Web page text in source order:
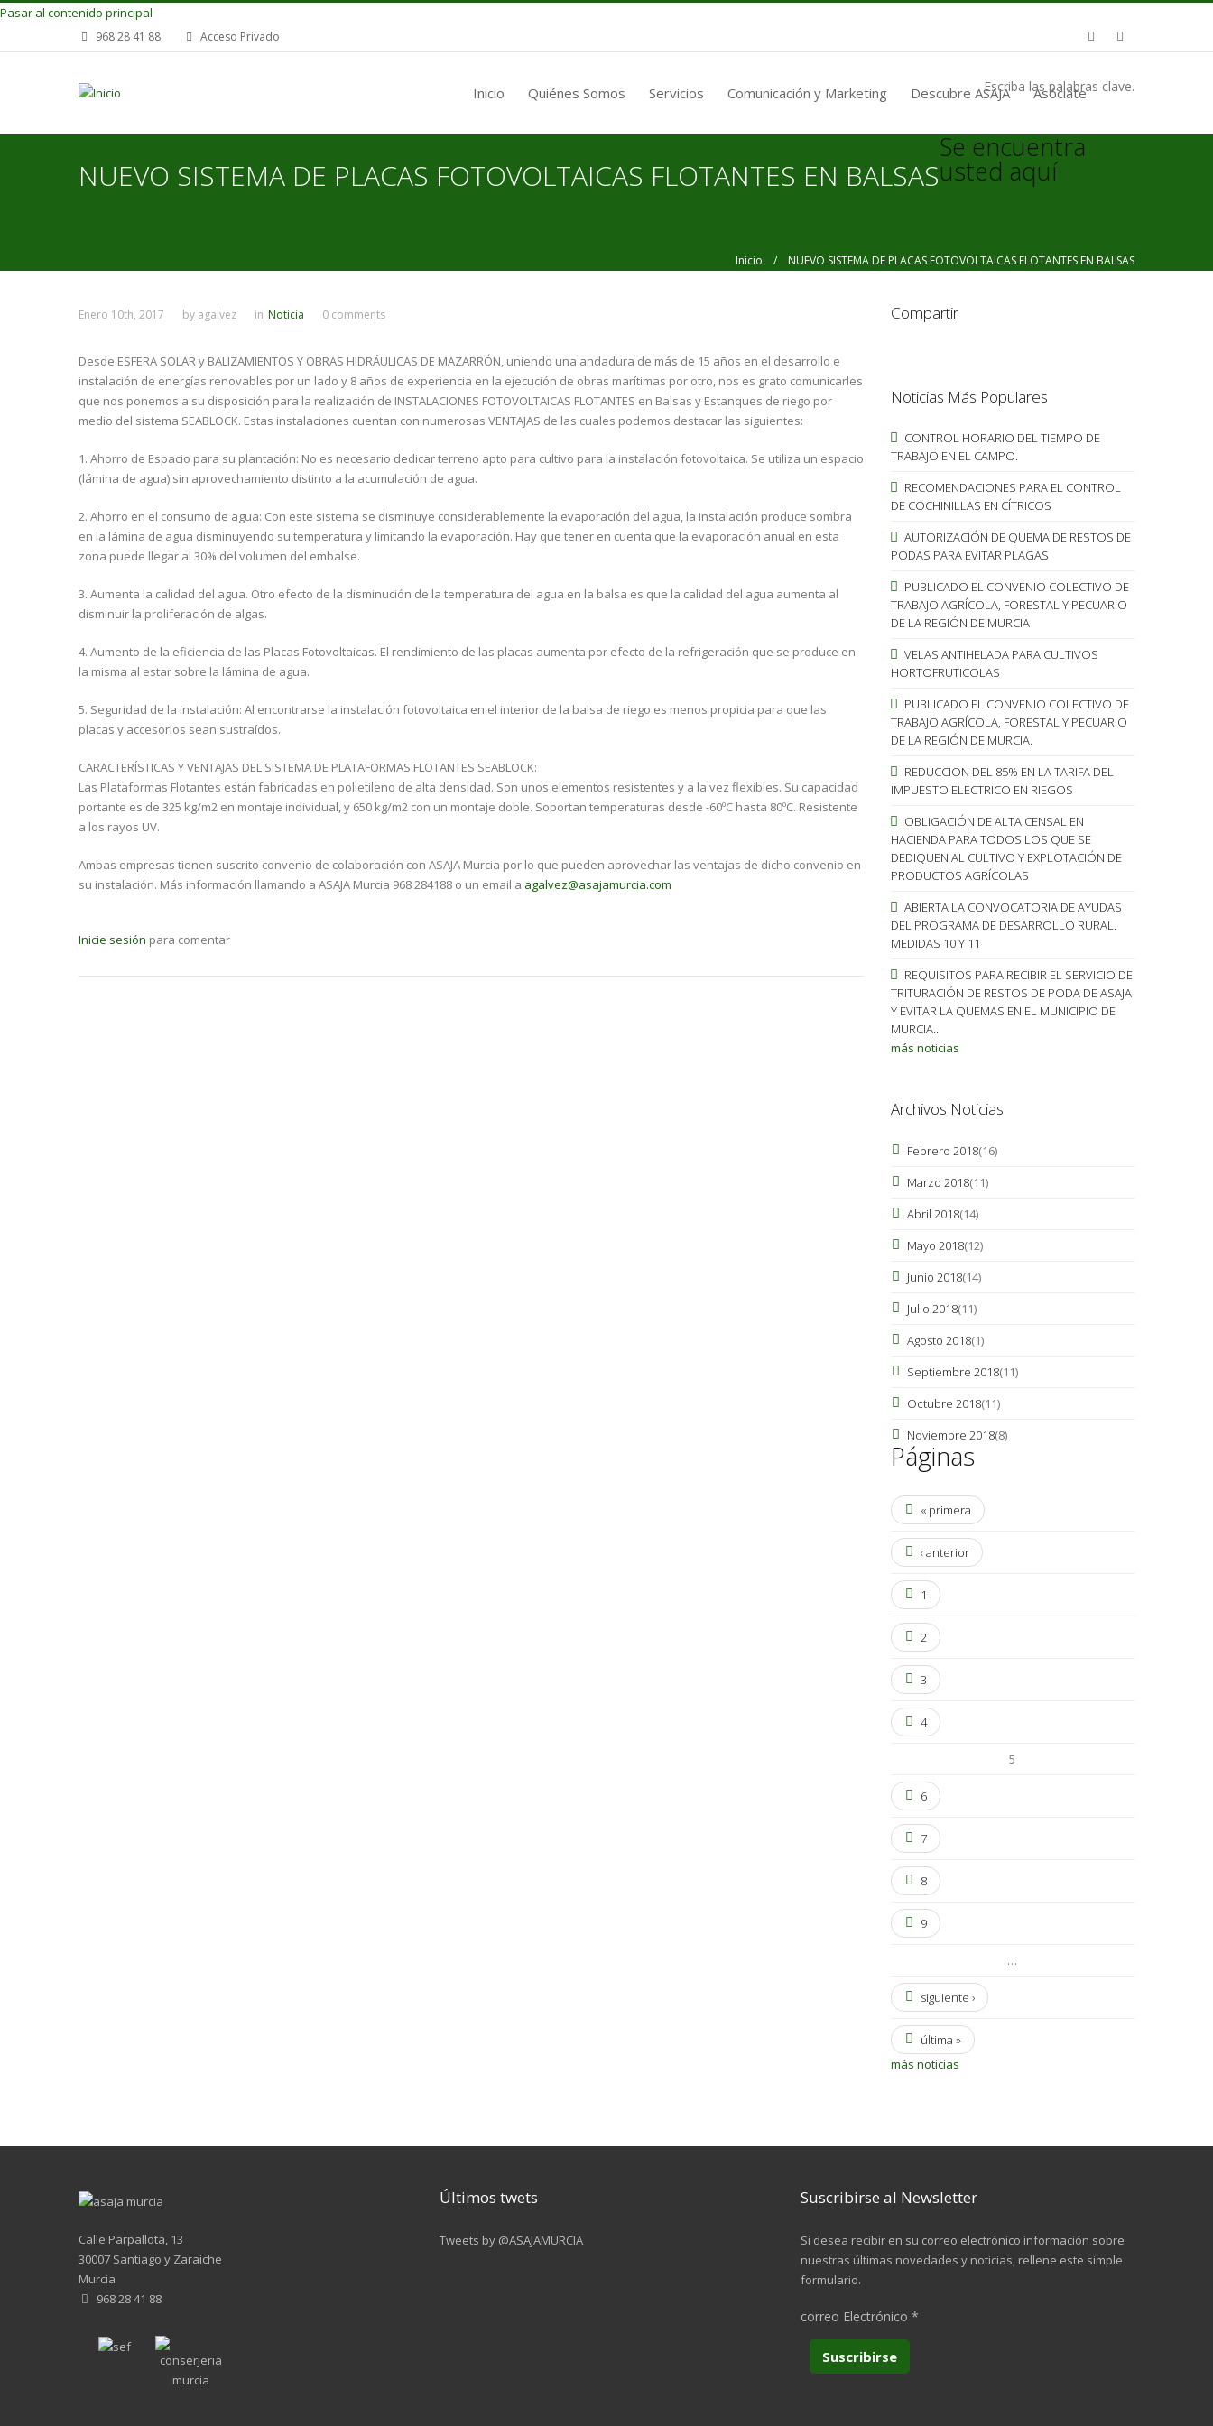
Pasar al contenido principal
968 28 41 88 Acceso Privado
Inicio Quiénes Somos Servicios Comunicación y Marketing Descubre ASAJA Asóciate
Escriba las palabras clave.
NUEVO SISTEMA DE PLACAS FOTOVOLTAICAS FLOTANTES EN BALSAS
Se encuentra
usted aquí
Inicio / NUEVO SISTEMA DE PLACAS FOTOVOLTAICAS FLOTANTES EN BALSAS
Enero 10th, 2017 by agalvez in Noticia 0 comments
Desde ESFERA SOLAR y BALIZAMIENTOS Y OBRAS HIDRÁULICAS DE MAZARRÓN, uniendo una andadura de más de 15 años en el desarrollo e
instalación de energías renovables por un lado y 8 años de experiencia en la ejecución de obras marítimas por otro, nos es grato comunicarles
que nos ponemos a su disposición para la realización de INSTALACIONES FOTOVOLTAICAS FLOTANTES en Balsas y Estanques de riego por
medio del sistema SEABLOCK. Estas instalaciones cuentan con numerosas VENTAJAS de las cuales podemos destacar las siguientes:
1. Ahorro de Espacio para su plantación: No es necesario dedicar terreno apto para cultivo para la instalación fotovoltaica. Se utiliza un espacio
(lámina de agua) sin aprovechamiento distinto a la acumulación de agua.
2. Ahorro en el consumo de agua: Con este sistema se disminuye considerablemente la evaporación del agua, la instalación produce sombra
en la lámina de agua disminuyendo su temperatura y limitando la evaporación. Hay que tener en cuenta que la evaporación anual en esta
zona puede llegar al 30% del volumen del embalse.
3. Aumenta la calidad del agua. Otro efecto de la disminución de la temperatura del agua en la balsa es que la calidad del agua aumenta al
disminuir la proliferación de algas.
4. Aumento de la eficiencia de las Placas Fotovoltaicas. El rendimiento de las placas aumenta por efecto de la refrigeración que se produce en
la misma al estar sobre la lámina de agua.
5. Seguridad de la instalación: Al encontrarse la instalación fotovoltaica en el interior de la balsa de riego es menos propicia para que las
placas y accesorios sean sustraídos.
CARACTERÍSTICAS Y VENTAJAS DEL SISTEMA DE PLATAFORMAS FLOTANTES SEABLOCK:
Las Plataformas Flotantes están fabricadas en polietileno de alta densidad. Son unos elementos resistentes y a la vez flexibles. Su capacidad
portante es de 325 kg/m2 en montaje individual, y 650 kg/m2 con un montaje doble. Soportan temperaturas desde -60ºC hasta 80ºC. Resistente
a los rayos UV.
Ambas empresas tienen suscrito convenio de colaboración con ASAJA Murcia por lo que pueden aprovechar las ventajas de dicho convenio en
su instalación. Más información llamando a ASAJA Murcia 968 284188 o un email a agalvez@asajamurcia.com
Inicie sesión para comentar
Compartir
Noticias Más Populares
CONTROL HORARIO DEL TIEMPO DE
TRABAJO EN EL CAMPO.
RECOMENDACIONES PARA EL CONTROL
DE COCHINILLAS EN CÍTRICOS
AUTORIZACIÓN DE QUEMA DE RESTOS DE
PODAS PARA EVITAR PLAGAS
PUBLICADO EL CONVENIO COLECTIVO DE
TRABAJO AGRÍCOLA, FORESTAL Y PECUARIO
DE LA REGIÓN DE MURCIA
VELAS ANTIHELADA PARA CULTIVOS
HORTOFRUTICOLAS
PUBLICADO EL CONVENIO COLECTIVO DE
TRABAJO AGRÍCOLA, FORESTAL Y PECUARIO
DE LA REGIÓN DE MURCIA.
REDUCCION DEL 85% EN LA TARIFA DEL
IMPUESTO ELECTRICO EN RIEGOS
OBLIGACIÓN DE ALTA CENSAL EN
HACIENDA PARA TODOS LOS QUE SE
DEDIQUEN AL CULTIVO Y EXPLOTACIÓN DE
PRODUCTOS AGRÍCOLAS
ABIERTA LA CONVOCATORIA DE AYUDAS
DEL PROGRAMA DE DESARROLLO RURAL.
MEDIDAS 10 Y 11
REQUISITOS PARA RECIBIR EL SERVICIO DE
TRITURACIÓN DE RESTOS DE PODA DE ASAJA
Y EVITAR LA QUEMAS EN EL MUNICIPIO DE
MURCIA..
más noticias
Archivos Noticias
Febrero 2018(16)
Marzo 2018(11)
Abril 2018(14)
Mayo 2018(12)
Junio 2018(14)
Julio 2018(11)
Agosto 2018(1)
Septiembre 2018(11)
Octubre 2018(11)
Noviembre 2018(8)
Páginas
« primera
‹ anterior
1
2
3
4
5
6
7
8
9
…
siguiente ›
última »
más noticias
Calle Parpallota, 13
30007 Santiago y Zaraiche
Murcia
968 28 41 88
Últimos twets
Tweets by @ASAJAMURCIA
Suscribirse al Newsletter
Si desea recibir en su correo electrónico información sobre
nuestras últimas novedades y noticias, rellene este simple
formulario.
correo Electrónico *